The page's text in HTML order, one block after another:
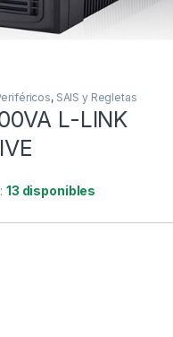
, SAIS y Regletas
L-LINK
13 disponibles